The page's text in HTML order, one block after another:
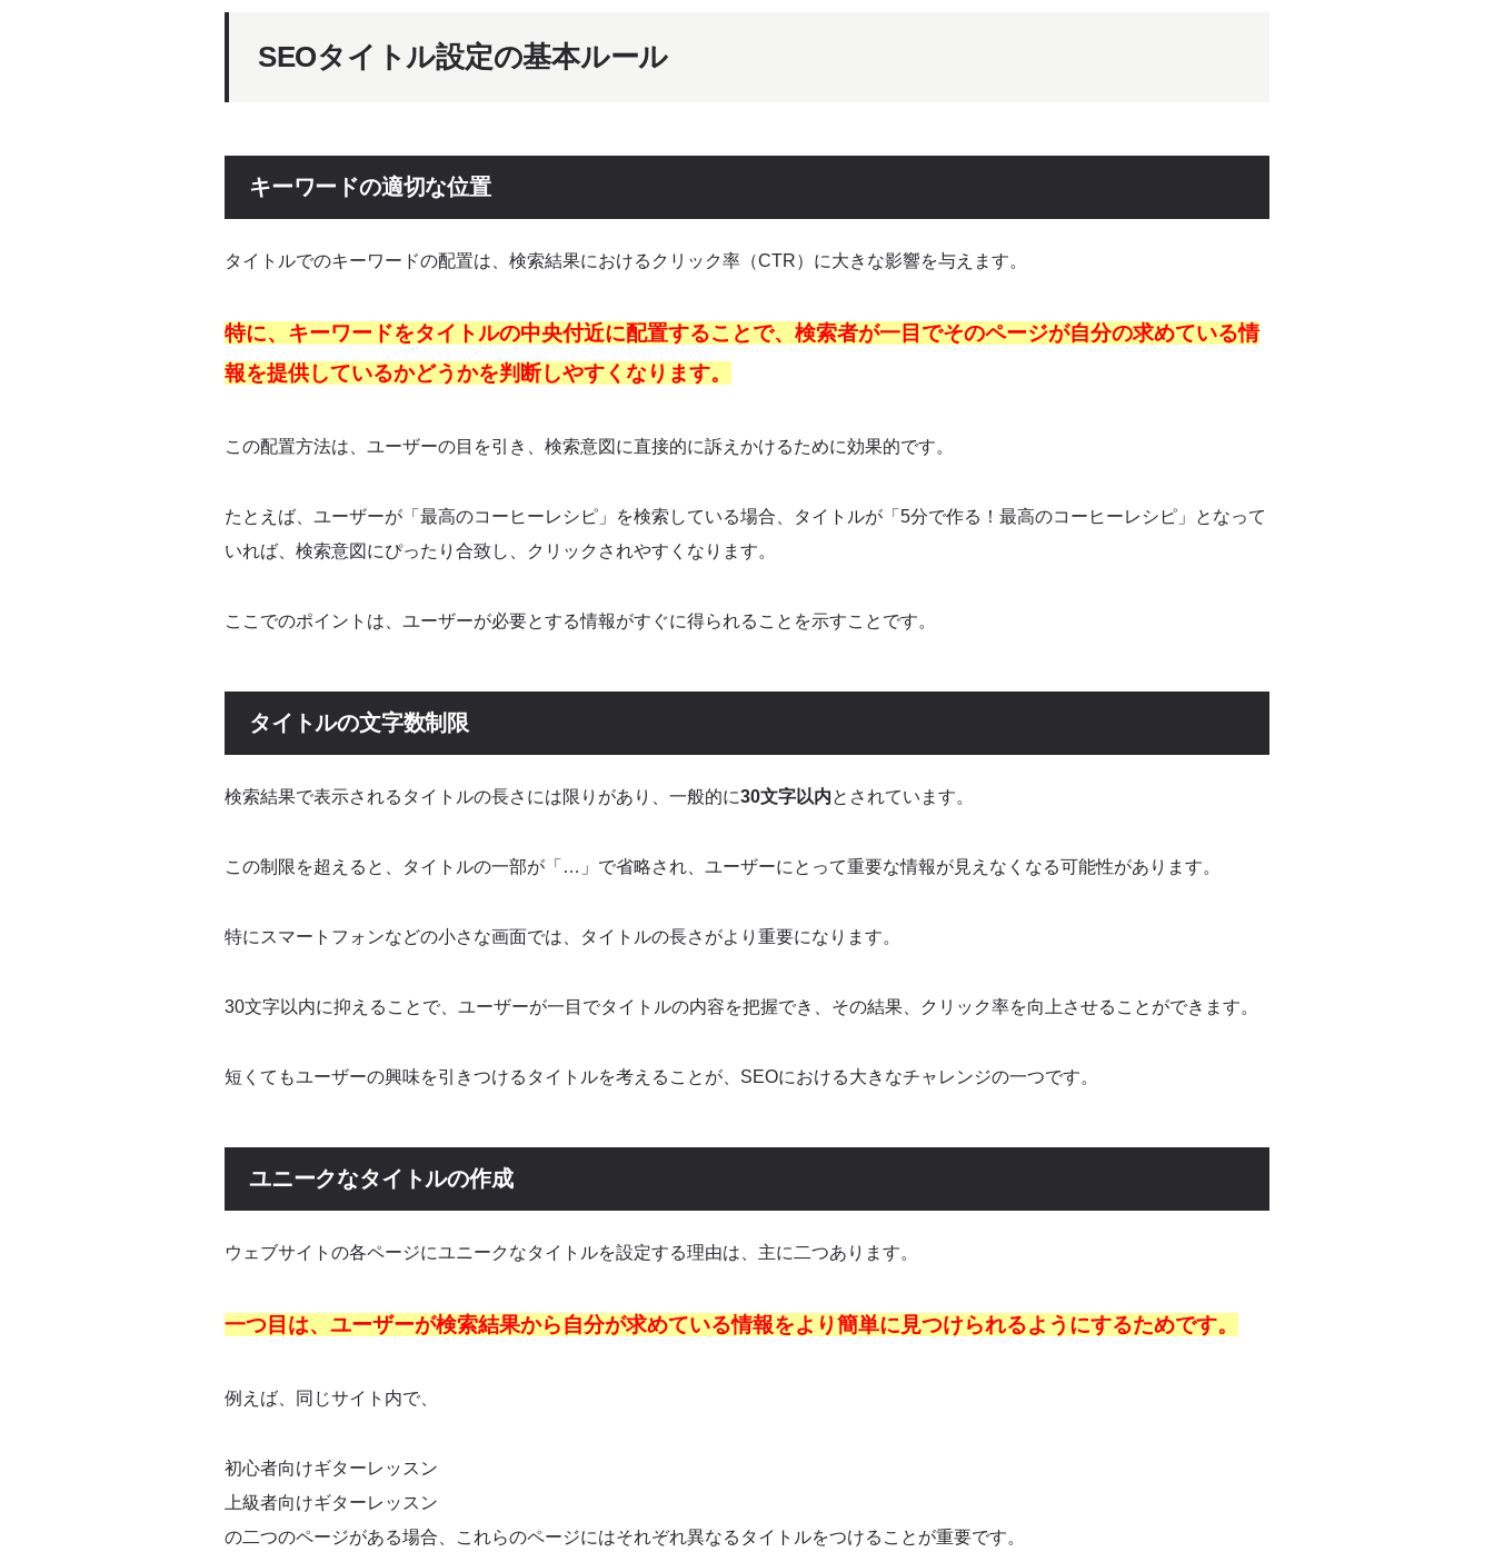
SEOタイトル設定の基本ルール
キーワードの適切な位置
タイトルでのキーワードの配置は、検索結果におけるクリック率（CTR）に大きな影響を与えます。
特に、キーワードをタイトルの中央付近に配置することで、検索者が一目でそのページが自分の求めている情
報を提供しているかどうかを判断しやすくなります。
この配置方法は、ユーザーの目を引き、検索意図に直接的に訴えかけるために効果的です。
たとえば、ユーザーが「最高のコーヒーレシピ」を検索している場合、タイトルが「5分で作る！最高のコーヒーレシピ」となって
いれば、検索意図にぴったり合致し、クリックされやすくなります。
ここでのポイントは、ユーザーが必要とする情報がすぐに得られることを示すことです。
タイトルの文字数制限
検索結果で表示されるタイトルの長さには限りがあり、一般的に30文字以内とされています。
この制限を超えると、タイトルの一部が「…」で省略され、ユーザーにとって重要な情報が見えなくなる可能性があります。
特にスマートフォンなどの小さな画面では、タイトルの長さがより重要になります。
30文字以内に抑えることで、ユーザーが一目でタイトルの内容を把握でき、その結果、クリック率を向上させることができます。
短くてもユーザーの興味を引きつけるタイトルを考えることが、SEOにおける大きなチャレンジの一つです。
ユニークなタイトルの作成
ウェブサイトの各ページにユニークなタイトルを設定する理由は、主に二つあります。
一つ目は、ユーザーが検索結果から自分が求めている情報をより簡単に見つけられるようにするためです。
例えば、同じサイト内で、
初心者向けギターレッスン
上級者向けギターレッスン
の二つのページがある場合、これらのページにはそれぞれ異なるタイトルをつけることが重要です。